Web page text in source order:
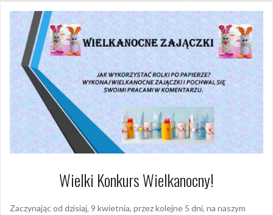
Wielki Konkurs Wielkanocny!
Zaczynając od dzisiaj, 9 kwietnia, przez kolejne 5 dni, na naszym